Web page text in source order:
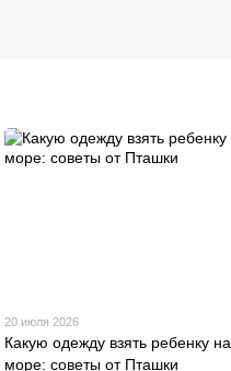
20 июля 2026
Какую одежду взять ребенку на
море: советы от Пташки